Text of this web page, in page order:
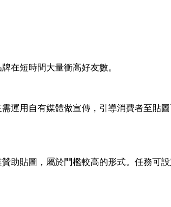
在短時間大量衝高好友數。
運用自有媒體做宣傳，引導消費者至貼
助貼圖，屬於門檻較高的形式。任務可設